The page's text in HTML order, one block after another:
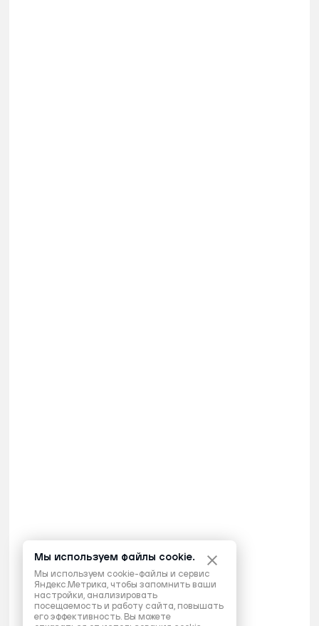
Мы используем файлы cookie.
Мы используем cookie-файлы и сервис
Яндекс.Метрика, чтобы запомнить ваши
настройки, анализировать
посещаемость и работу сайта, повышать
его эффективность. Вы можете